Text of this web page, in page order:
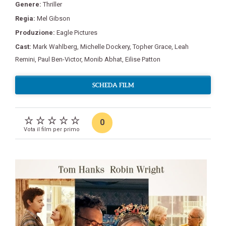
Genere:Thriller
Regia: Mel Gibson
Produzione: Eagle Pictures
Cast: Mark Wahlberg, Michelle Dockery,Topher Grace, Leah
Remini, Paul Ben-Victor, Monib Abhat, Eilise Patton
SCHEDA FILM
Vota il film per primo
0